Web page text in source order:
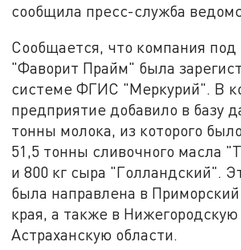
сообщила пресс-служба
Сообщается, что компания под
"Фаворит Прайм" была
системе ФГИС "Меркурий". В
предприятие добавило в базу
тонны молока, из которого
51,5 тонны сливочного масла
и 800 кг сыра "Голландский".
была направлена в
края, а также в Нижегородскую
Астраханскую области.